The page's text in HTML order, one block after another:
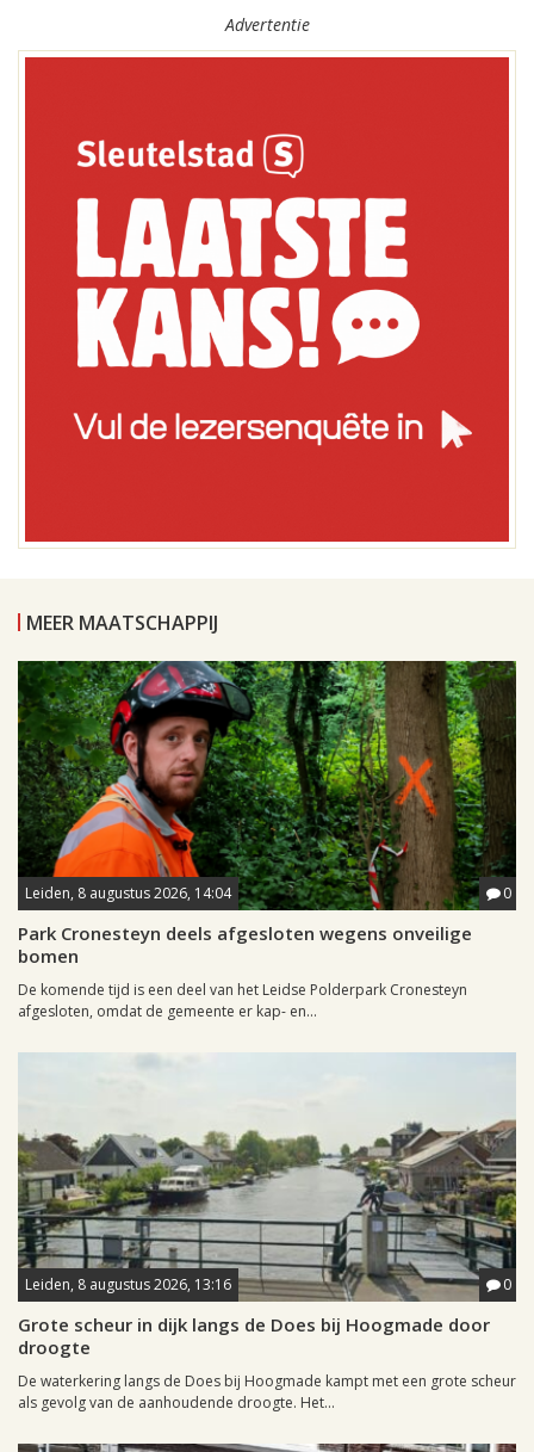
Advertentie
MEER MAATSCHAPPIJ
Leiden, 8 augustus 2026, 14:04 0
Park Cronesteyn deels afgesloten wegens onveilige
bomen
De komende tijd is een deel van het Leidse Polderpark Cronesteyn
afgesloten, omdat de gemeente er kap- en...
Leiden, 8 augustus 2026, 13:16 0
Grote scheur in dijk langs de Does bij Hoogmade door
droogte
De waterkering langs de Does bij Hoogmade kampt met een grote scheur
als gevolg van de aanhoudende droogte. Het...